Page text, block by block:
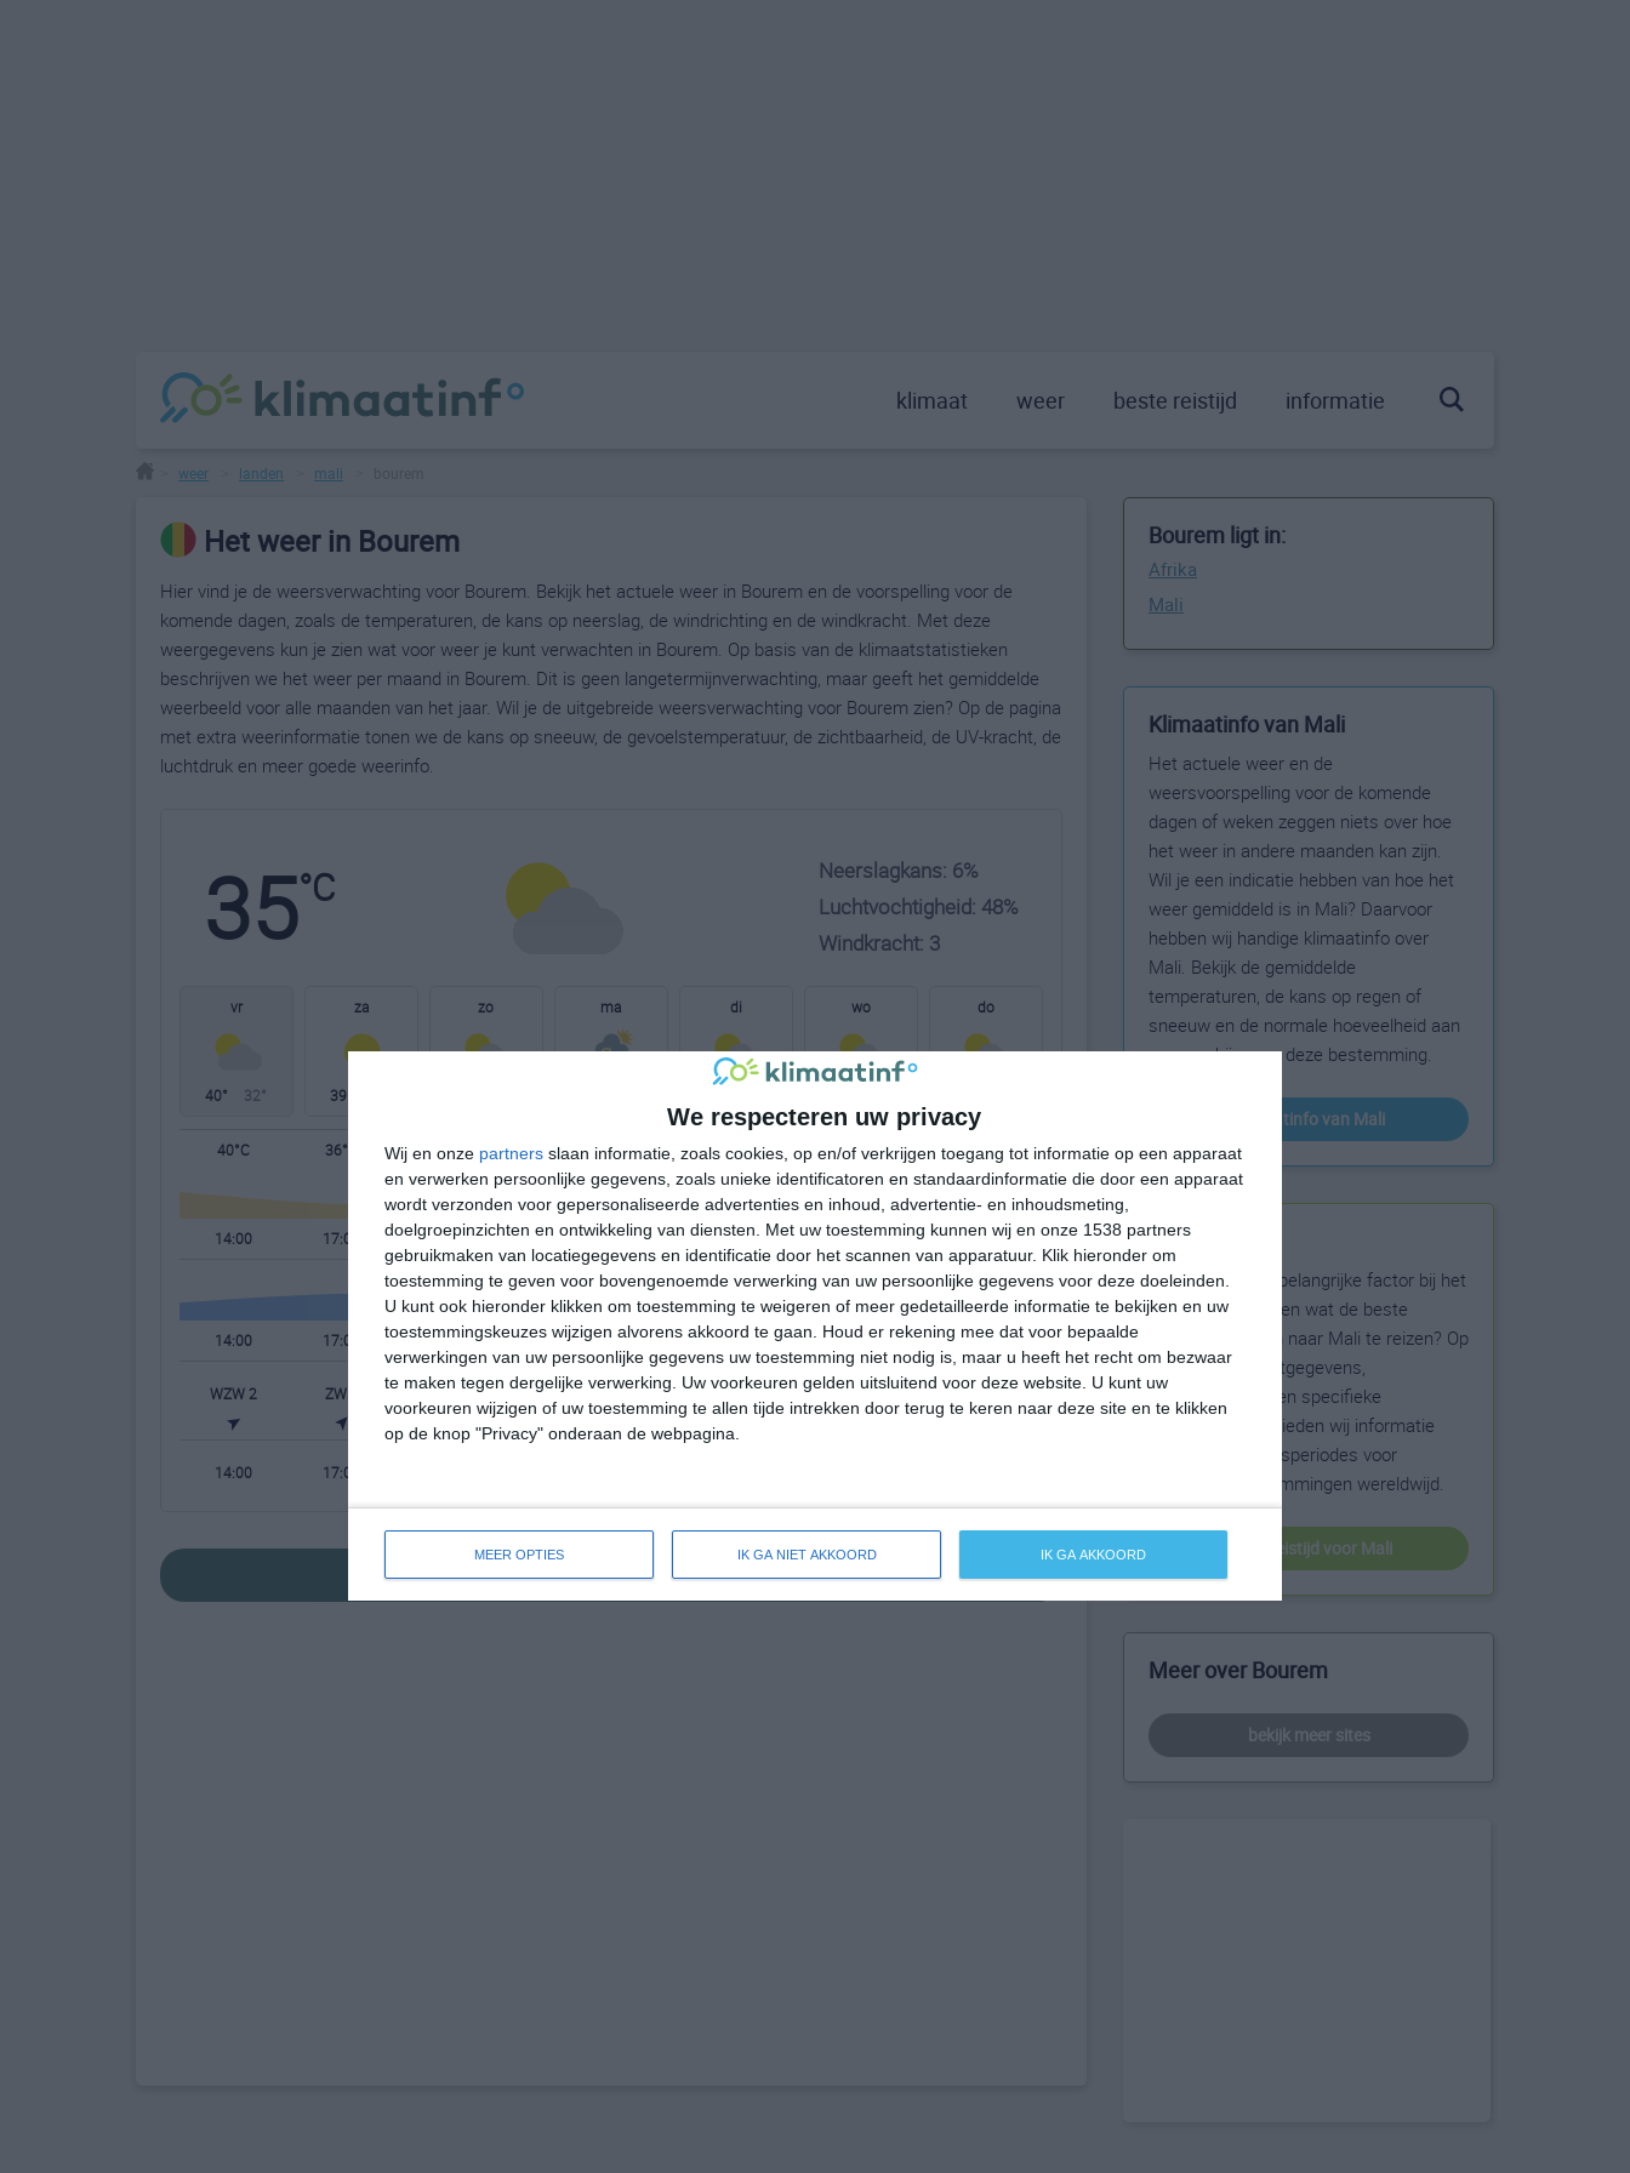
We respecteren uw privacy
Wij en onze partners slaan informatie, zoals cookies, op en/of verkrijgen toegang tot informatie op een apparaat
en verwerken persoonlijke gegevens, zoals unieke identificatoren en standaardinformatie die door een apparaat
wordt verzonden voor gepersonaliseerde advertenties en inhoud, advertentie- en inhoudsmeting,
doelgroepinzichten en ontwikkeling van diensten.
Met uw toestemming kunnen wij en onze 1538 partners
gebruikmaken van locatiegegevens en identificatie door het scannen van apparatuur. Klik hieronder om
toestemming te geven voor bovengenoemde verwerking van uw persoonlijke gegevens voor deze doeleinden.
U kunt ook hieronder klikken om toestemming te weigeren of meer gedetailleerde informatie te bekijken en uw
toestemmingskeuzes wijzigen alvorens akkoord te gaan.
Houd er rekening mee dat voor bepaalde
verwerkingen van uw persoonlijke gegevens uw toestemming niet nodig is, maar u heeft het recht om bezwaar
te maken tegen dergelijke verwerking. Uw voorkeuren gelden uitsluitend voor deze website. U kunt uw
voorkeuren wijzigen of uw toestemming te allen tijde intrekken door terug te keren naar deze site en te klikken
op de knop "Privacy" onderaan de webpagina.
MEER OPTIES IK GA NIET AKKOORD IK GA AKKOORD
klimaat weer beste reistijd informatie
weer landen mali
Het weer in Bourem
Hier vind je de weersverwachting voor Bourem. Bekijk het actuele weer in Bourem en de voorspelling voor de
komende dagen, zoals de temperaturen, de kans op neerslag, de windrichting en de windkracht. Met deze
weergegevens kun je zien wat voor weer je kunt verwachten in Bourem. Op basis van de klimaatstatistieken
beschrijven we het weer per maand in Bourem. Dit is geen langetermijnverwachting, maar geeft het gemiddelde
weerbeeld voor alle maanden van het jaar. Wil je de uitgebreide weersverwachting voor Bourem zien? Op de pagina
met extra weerinformatie tonen we de kans op sneeuw, de gevoelstemperatuur, de zichtbaarheid, de UV-kracht, de
luchtdruk en meer goede weerinfo.
35°C
Neerslagkans: 6%
Luchtvochtigheid: 48%
Windkracht: 3
vr
40° 32°
za
39°
zo ma di wo do
40°C 36°C 34°C 32°C 31°C 30°C 31°C 36°C
14:00 17:00 20:00 23:00 02:00 05:00 08:00 11:00
14:00 17:00 20:00 23:00 02:00 05:00 08:00 11:00
WZW 2 ZW 4 ZW 4 ZW 4 ZZW 3 WZW 3 WZW 3 W 4
14:00 17:00
bekijk de uitgebreide weersverwachting voor Bourem
Bourem ligt in:
Afrika
Mali
Klimaatinfo van Mali
Het actuele weer en de
weersvoorspelling voor de komende
dagen of weken zeggen niets over hoe
het weer in andere maanden kan zijn.
Wil je een indicatie hebben van hoe het
weer gemiddeld is in Mali? Daarvoor
hebben wij handige klimaatinfo over
Mali. Bekijk de gemiddelde
temperaturen, de kans op regen of
sneeuw en de normale hoeveelheid aan
zonneschijn voor deze bestemming.
klimaatinfo van Mali
Beste reistijd
Het weer is een belangrijke factor bij het
reizen. Wil je weten wat de beste
maanden zijn om naar Mali te reizen? Op
basis van klimaatgegevens,
weersextremen en specifieke
weerinformatie bieden wij informatie
over de beste reisperiodes voor
duizenden bestemmingen wereldwijd.
beste reistijd voor Mali
Meer over Bourem
bekijk meer sites